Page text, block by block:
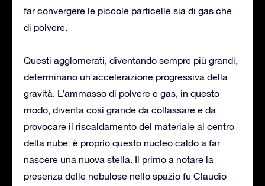
far convergere le piccole particelle sia di gas che
di polvere.
Questi agglomerati, diventando sempre più grandi,
determinano un’accelerazione progressiva della
gravità. L’ammasso di polvere e gas, in questo
modo, diventa così grande da collassare e da
provocare il riscaldamento del materiale al centro
della nube: è proprio questo nucleo caldo a far
nascere una nuova stella. Il primo a notare la
presenza delle nebulose nello spazio fu Claudio